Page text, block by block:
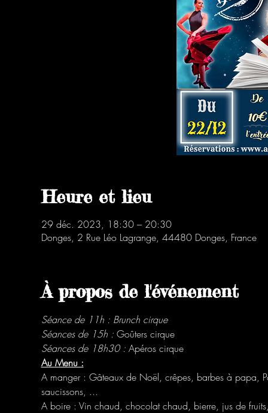
Heure et lieu
29 déc. 2023, 18:30 – 20:30
Donges, 2 Rue Léo Lagrange, 44480 Donges, France
À propos de l'événement
Séance de 11h : Brunch cirque
Séances de 15h : Goûters cirque
Séances de 18h30 : Apéros cirque
Au Menu :
A manger : Gâteaux de Noël, crêpes, barbes à papa,
saucissons, ...
A boire : Vin chaud, chocolat chaud, bierre, jus de